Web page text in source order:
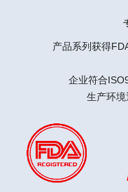
产品系列获得
企业符合
生产环